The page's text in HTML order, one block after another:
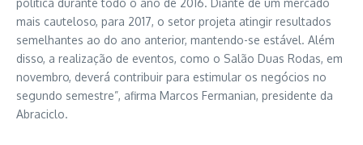
política durante todo o ano de 2016. Diante de um mercado
mais cauteloso, para 2017, o setor projeta atingir resultados
semelhantes ao do ano anterior, mantendo-se estável. Além
disso, a realização de eventos, como o Salão Duas Rodas, em
novembro, deverá contribuir para estimular os negócios no
segundo semestre”, afirma Marcos Fermanian, presidente da
Abraciclo.